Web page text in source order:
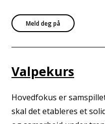
Meld deg på
Valpekurs
Hovedfokus er
skal det etableres et